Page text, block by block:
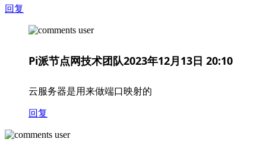
回复
Pi派节点网技术团队2023年12月13日 20:10
云服务器是用来做端口映射的
回复